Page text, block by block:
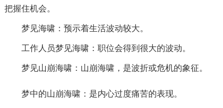
把握住机会。
梦见海啸：预示着生活波动较大。
工作人员梦见海啸：职位会得到很大的波动。
梦见山崩海啸：山崩海啸，是波折或危机的象征。
梦中的山崩海啸：是内心过度痛苦的表现。